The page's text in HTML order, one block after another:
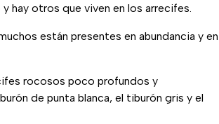
hay otros que viven en los arrecifes.
están presentes en abundancia y en
rocosos poco profundos y
de punta blanca, el tiburón gris y el